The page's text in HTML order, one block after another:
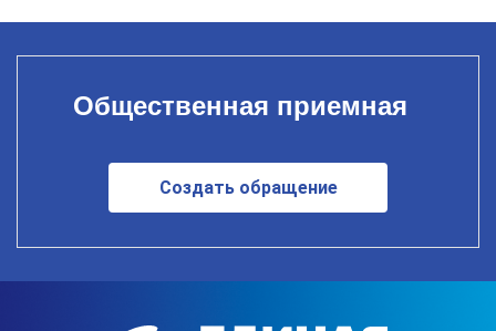
Общественная приемная
Создать обращение